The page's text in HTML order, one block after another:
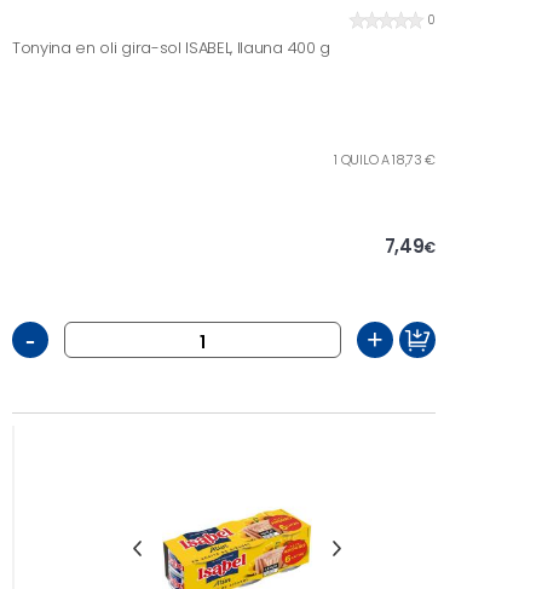
0
Tonyina en oli gira-sol ISABEL, llauna 400 g
1 QUILO A 18,73 €
7,49€
- +